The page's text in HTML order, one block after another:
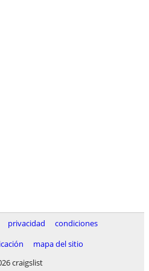
privacidad
condiciones
mapa del sitio
craigslist